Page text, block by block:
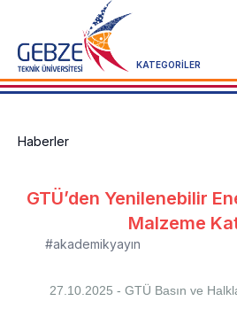
KATEGORİLER
Haberler
GTÜ’den Yenilenebilir
Malzeme
#akademikyayın
27.10.2025 - GTÜ Basın ve